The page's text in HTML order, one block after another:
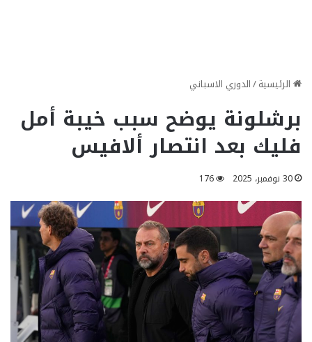
الرئيسية/الدوري الاسباني
برشلونة يوضح سبب خيبة أمل
فليك بعد انتصار ألافيس
30 نوفمبر، 2025 176